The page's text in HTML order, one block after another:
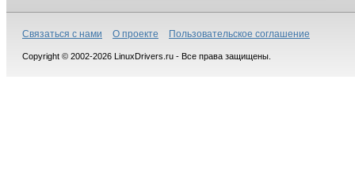
Связаться с нами О проекте Пользовательское соглашение
Copyright © 2002-2026 LinuxDrivers.ru - Все права защищены.